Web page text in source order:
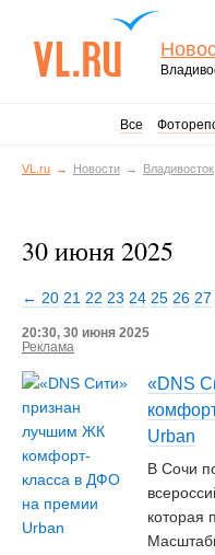
Все
VL.ru Новости Владивосток
30 июня 2025
← 20 21 22 23 24 25 26 27
20:30, 30 июня 2025
Реклама
«DNS
Urban
В Сочи
которая